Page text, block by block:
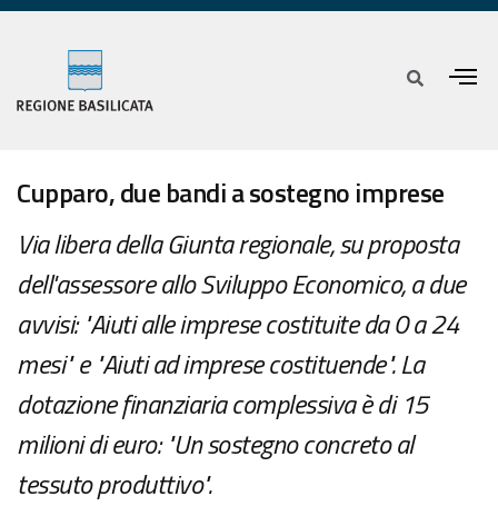
Cupparo, due bandi a sostegno imprese
Via libera della Giunta regionale, su proposta
dell'assessore allo Sviluppo Economico, a due
avvisi: "Aiuti alle imprese costituite da 0 a 24
mesi" e "Aiuti ad imprese costituende". La
dotazione finanziaria complessiva è di 15
milioni di euro: "Un sostegno concreto al
tessuto produttivo".